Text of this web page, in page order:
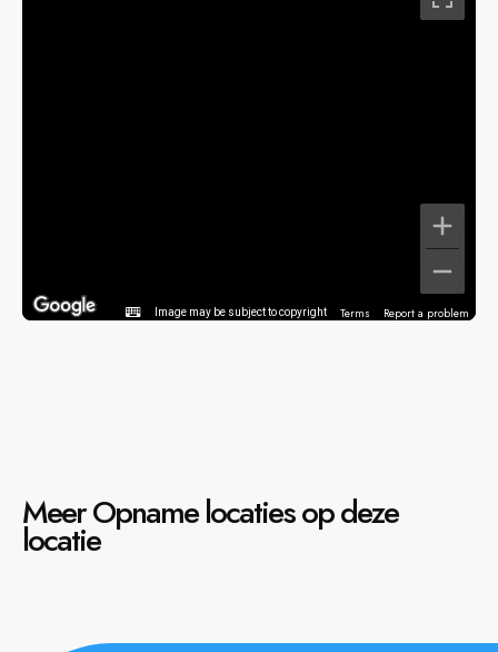
Image may be subject to copyright Terms Report a problem
Meer Opname locaties op deze
locatie